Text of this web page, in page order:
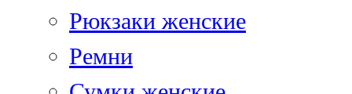
Рюкзаки женские
Ремни